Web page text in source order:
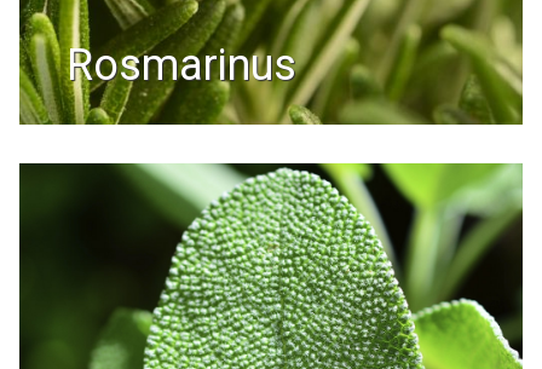
rosmarinus